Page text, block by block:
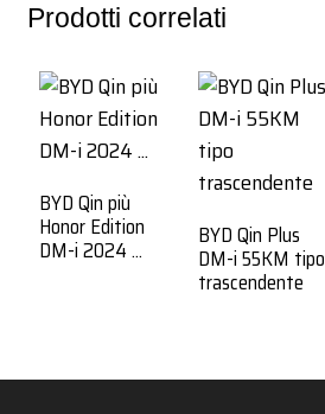
Prodotti correlati
BYD Qin più
Honor Edition
DM-i 2024 ... BYD Qin Plus
DM-i 55KM tipo
trascendente